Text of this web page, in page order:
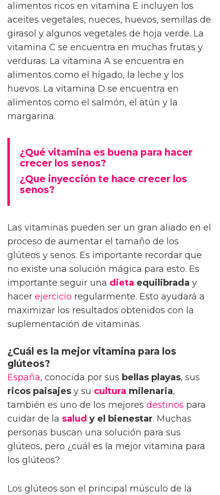
alimentos ricos en vitamina E incluyen los
aceites vegetales, nueces, huevos, semillas de
girasol y algunos vegetales de hoja verde. La
vitamina C se encuentra en muchas frutas y
verduras. La vitamina A se encuentra en
alimentos como el hígado, la leche y los
huevos. La vitamina D se encuentra en
alimentos como el salmón, el atún y la
margarina.
¿Qué vitamina es buena para hacer
crecer los senos?
¿Que inyección te hace crecer los
senos?
Las vitaminas pueden ser un gran aliado en el
proceso de aumentar el tamaño de los
glúteos y senos. Es importante recordar que
no existe una solución mágica para esto. Es
importante seguir una dieta equilibrada y
hacer ejercicio regularmente. Esto ayudará a
maximizar los resultados obtenidos con la
suplementación de vitaminas.
¿Cuál es la mejor vitamina para los
glúteos?
España, conocida por sus bellas playas, sus
ricos paisajes y su cultura milenaria,
también es uno de los mejores destinos para
cuidar de la salud y el bienestar. Muchas
personas buscan una solución para sus
glúteos, pero ¿cuál es la mejor vitamina para
los glúteos?
Los glúteos son el principal músculo de la